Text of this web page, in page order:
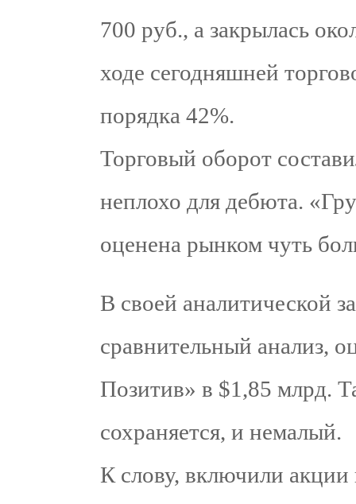
700 руб., а закрылась
ходе сегодняшней
порядка 42%.
Торговый оборот
неплохо для дебюта.
оценена рынком чуть
В своей аналитической
сравнительный анализ,
Позитив» в $1,85 млрд.
сохраняется, и немалый.
К слову, включили